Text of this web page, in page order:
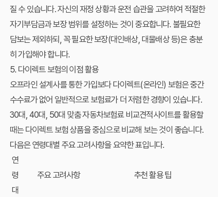
질 수 있습니다. 자신의 재정 상황과 운전 습관을 고려하여 적절한
자기부담금과 보장 범위를 설정하는 것이 중요합니다. 불필요한
담보는 제외하되, 꼭 필요한 보장(대인배상, 대물배상 등)은 충분
히 가입해야 합니다.
5. 다이렉트 보험의 이점 활용
오프라인 설계사를 통한 가입보다 다이렉트(온라인) 보험은 중간
수수료가 없어 일반적으로 보험료가 더 저렴한 경향이 있습니다.
30대, 40대, 50대 맞춤 자동차보험료 비교견적사이트를 활용할
때는 다이렉트 보험 상품을 중심으로 비교해 보는 것이 좋습니다.
다음은 연령대별 주요 고려사항을 요약한 표입니다.
연
령
대
주요 고려사항 추천 활용 팁